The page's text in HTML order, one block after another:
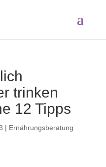
trinken
12 Tipps
| Ernährungsberatung